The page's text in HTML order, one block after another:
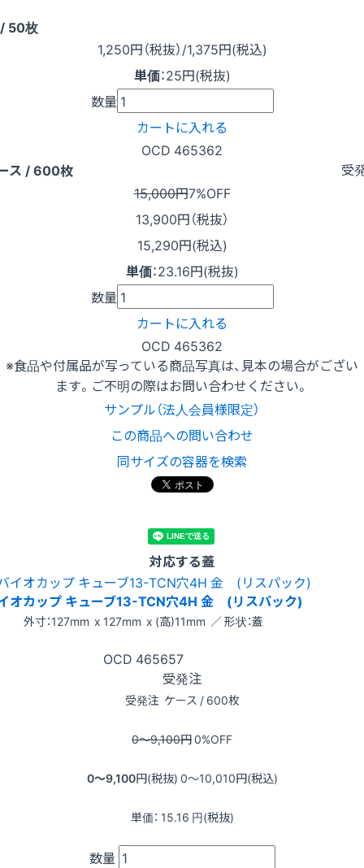
50枚
1,250円（税抜）/1,375円(税込)
単価：25円(税抜)
数量
カートに入れる
OCD 465362
ス / 600枚
受
15,000円7%OFF
13,900円（税抜）
15,290円(税込)
単価：23.16円(税抜)
数量
カートに入れる
OCD 465362
※食品や付属品が写っている商品写真は、見本の場合がござい
ます。ご不明の際はお問い合わせください。
サンプル（法人会員様限定）
この商品への問い合わせ
同サイズの容器を検索
対応する蓋
オカップ キューブ13-TCN穴4H 金 (リスパック)
外寸：127mm x 127mm x (高)11mm ／ 形状：蓋
OCD 465657
受発注
受発注 ケース / 600枚
0〜9,100円0%OFF
0〜9,100円(税抜) 0〜10,010円(税込)
単価： 15.16 円(税抜)
数量